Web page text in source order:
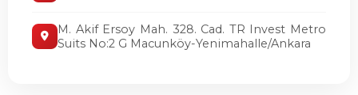
M. Akif Ersoy Mah. 328. Cad. TR Invest Metro
Suits No:2 G Macunköy-Yenimahalle/Ankara